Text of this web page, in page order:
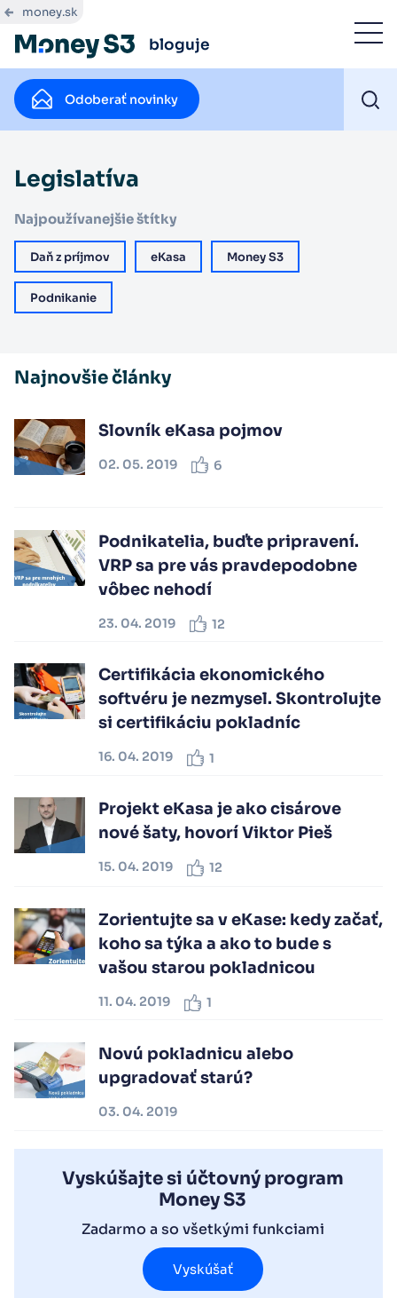
money.sk
bloguje
Odoberať novinky
Legislatíva
Najpoužívanejšie štítky
Daň z príjmov eKasa Money S3
Podnikanie
Najnovšie články
Slovník eKasa pojmov
02. 05. 2019 6
Podnikatelia, buďte pripravení.
VRP sa pre vás pravdepodobne
vôbec nehodí
23. 04. 2019 12
Certifikácia ekonomického
softvéru je nezmysel. Skontrolujte
si certifikáciu pokladníc
16. 04. 2019 1
Projekt eKasa je ako cisárove
nové šaty, hovorí Viktor Pieš
15. 04. 2019 12
Zorientujte sa v eKase: kedy začať,
koho sa týka a ako to bude s
vašou starou pokladnicou
11. 04. 2019 1
Novú pokladnicu alebo
upgradovať starú?
03. 04. 2019
Vyskúšajte si účtovný program
Money S3
Zadarmo a so všetkými funkciami
Vyskúšať